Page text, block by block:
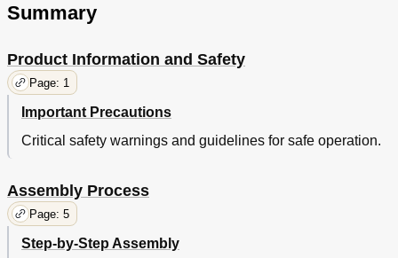
Summary
Product Information and Safety
Page: 1
Important Precautions
Critical safety warnings and guidelines for safe operation.
Assembly Process
Page: 5
Step-by-Step Assembly